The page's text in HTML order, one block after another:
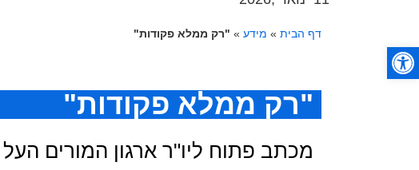
פתח סרגל נגישות
דף הבית » מידע » "רק ממלא פקודות"
"רק ממלא פקודות"
מכתב פתוח ליו"ר ארגון המורים